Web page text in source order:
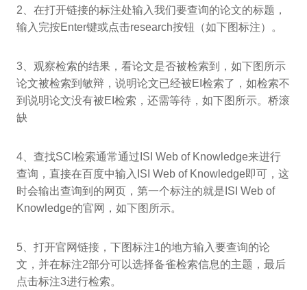
2、在打开链接的标注处输入我们要查询的论文的标题，
输入完按Enter键或点击research按钮（如下图标注）。
3、观察检索的结果，看论文是否被检索到，如下图所示
论文被检索到敏辩，说明论文已经被EI检索了，如检索不
到说明论文没有被EI检索，还需等待，如下图所示。桥滚
缺
4、查找SCI检索通常通过ISI Web of Knowledge来进行
查询，直接在百度中输入ISI Web of Knowledge即可，这
时会输出查询到的网页，第一个标注的就是ISI Web of
Knowledge的官网，如下图所示。
5、打开官网链接，下图标注1的地方输入要查询的论
文，并在标注2部分可以选择备雀检索信息的主题，最后
点击标注3进行检索。